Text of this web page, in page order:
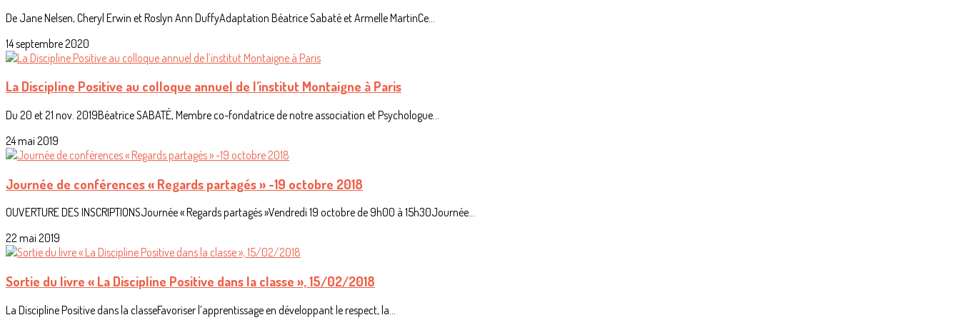
De Jane Nelsen, Cheryl Erwin et Roslyn Ann DuffyAdaptation Béatrice Sabaté et Armelle MartinCe...
14 septembre 2020
La Discipline Positive au colloque annuel de l’institut Montaigne à Paris
Du 20 et 21 nov. 2019Béatrice SABATÉ, Membre co-fondatrice de notre association et Psychologue...
24 mai 2019
Journée de conférences « Regards partagés » -19 octobre 2018
OUVERTURE DES INSCRIPTIONSJournée « Regards partagés »Vendredi 19 octobre de 9h00 à 15h30Journée...
22 mai 2019
Sortie du livre « La Discipline Positive dans la classe », 15/02/2018
La Discipline Positive dans la classeFavoriser l’apprentissage en développant le respect, la...